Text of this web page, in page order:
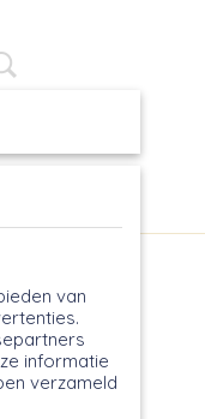
van
informatie
verzameld